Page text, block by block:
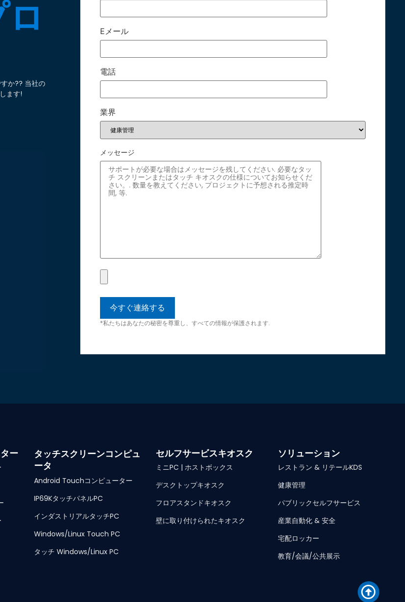
か?? 当社の
ます!
Eメール
電話
業界
メッセージ
*私たちはあなたの秘密を尊重し、すべての情報が保護されます.
ー
タッチスクリーンコンピュ
ータ
Android Touchコンピューター
IP69KタッチパネルPC
インダストリアルタッチPC
Windows/Linux Touch PC
タッチ Windows/Linux PC
セルフサービスキオスク
ミニPC | ホストボックス
デスクトップキオスク
フロアスタンドキオスク
壁に取り付けられたキオスク
ソリューション
レストラン & リテールKDS
健康管理
パブリックセルフサービス
産業自動化 & 安全
宅配ロッカー
教育/会議/公共展示